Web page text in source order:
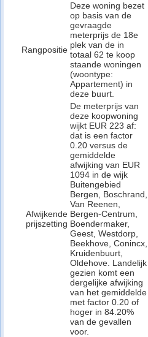
Rangpositie
Deze woning bezet
op basis van de
gevraagde
meterprijs de 18e
plek van de in
totaal 62 te koop
staande woningen
(woontype:
Appartement) in
deze buurt.
Afwijkende
prijszetting
De meterprijs van
deze koopwoning
wijkt EUR 223 af:
dat is een factor
0.20 versus de
gemiddelde
afwijking van EUR
1094 in de wijk
Buitengebied
Bergen, Boschrand,
Van Reenen,
Bergen-Centrum,
Boendermaker,
Geest, Westdorp,
Beekhove, Conincx,
Kruidenbuurt,
Oldehove. Landelijk
gezien komt een
dergelijke afwijking
van het gemiddelde
met factor 0.20 of
hoger in 84.20%
van de gevallen
voor.